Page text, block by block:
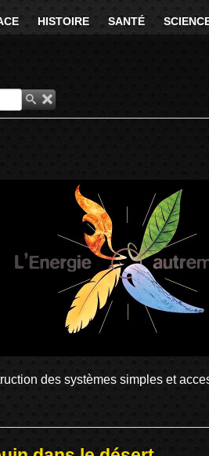
HISTOIRE SANTÉ
des systèmes simples et